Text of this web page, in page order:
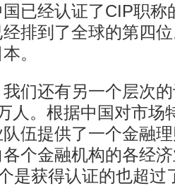
已经认证了CIP职称
经排到了全球的第四
。
还有另一个层次的
人。根据中国对市场
伍提供了一个金融
个金融机构的各经
是获得认证的也超过